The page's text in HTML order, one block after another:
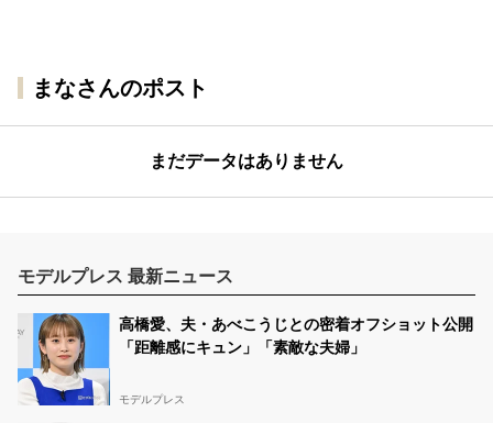
まなさんのポスト
まだデータはありません
モデルプレス 最新ニュース
高橋愛、夫・あべこうじとの密着オフショット公開
「距離感にキュン」「素敵な夫婦」
モデルプレス